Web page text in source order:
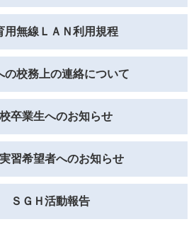
用無線ＬＡＮ利用規程
の校務上の連絡について
卒業生へのお知らせ
習希望者へのお知らせ
ＳＧＨ活動報告